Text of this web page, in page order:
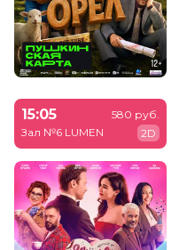
15:05
Зал №6 LUMEN
580 руб.
2D